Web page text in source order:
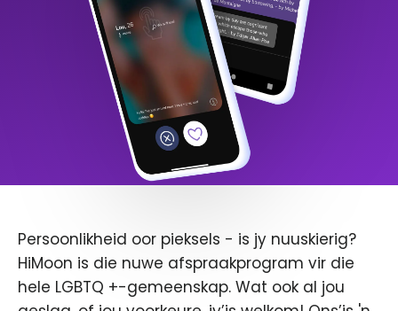
Persoonlikheid oor pieksels - is jy nuuskierig?
HiMoon is die nuwe afspraakprogram vir die
hele LGBTQ +-gemeenskap. Wat ook al jou